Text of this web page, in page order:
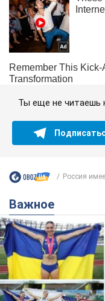
Ты еще не читаешь
Россия
Важное